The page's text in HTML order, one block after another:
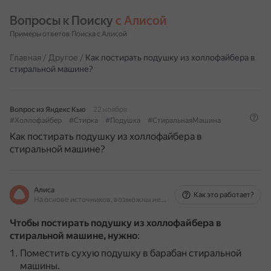
Вопросы к Поиску с Алисой
Примеры ответов Поиска с Алисой
Главная / Другое / Как постирать подушку из холлофайбера в
стиральной машине?
Вопрос из Яндекс Кью
22 ноября
#Холлофайбер
#Стирка #Подушка #СтиральнаяМашина
Как постирать подушку из холлофайбера в
стиральной машине?
Алиса
На основе источников, возможны неточности
Как это работает?
Чтобы постирать подушку из холлофайбера в
стиральной машине, нужно:
Поместить сухую подушку в барабан стиральной
машины.